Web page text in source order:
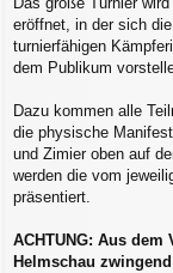
i
t
r
a
eröffnet, in der sich
turnierfähigen
dem Publikum
Dazu kommen alle
die physische
und Zimier oben auf
werden die vom
präsentiert.
ACHTUNG: Aus
Helmschau